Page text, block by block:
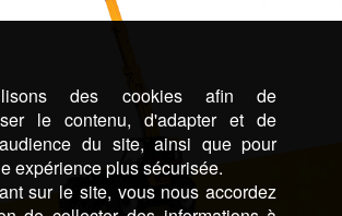
des cookies afin de
le contenu, d'adapter et de
du site, ainsi que pour
expérience plus sécurisée.
sur le site, vous nous accordez